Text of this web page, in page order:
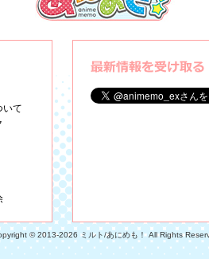
いて
© 2013-2026 ミルト/あにめも！ All Rights